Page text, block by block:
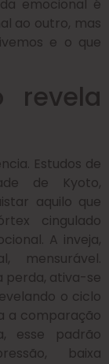
emocional é
ao outro, mas
e o que
revela
Estudos de
de Kyoto,
aquilo que
cingulado
A inveja,
mensurável.
perda, ativa-se
o ciclo
a comparação
esse padrão
baixa